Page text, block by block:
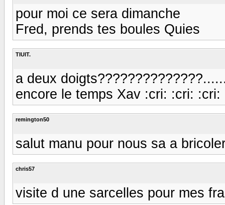
pour moi ce sera dimanche
Fred, prends tes boules Quies
TIUIT.
a deux
encore le temps Xav :cri: :cri:
remington50
salut manu pour nous sa a
chris57
visite d une sarcelles pour mes